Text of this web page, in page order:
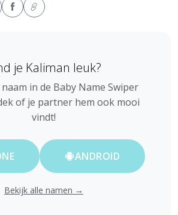
je Kaliman leuk?
in de Baby Name Swiper
of je partner hem ook mooi
vindt!
ANDROID
Bekijk alle namen →